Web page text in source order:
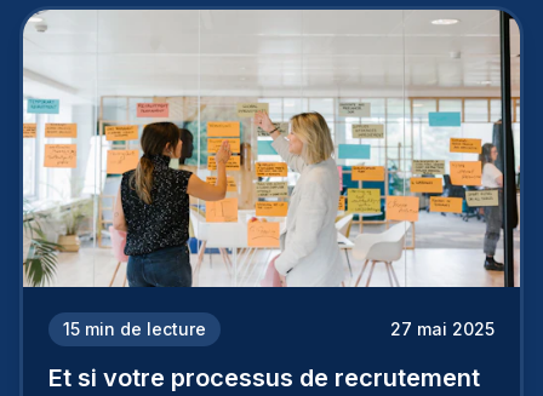
15 min de lecture 27 mai 2025
Et si votre processus de recrutement